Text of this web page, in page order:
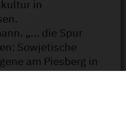
in
„... die Spur
Sowjetische
am Piesberg in